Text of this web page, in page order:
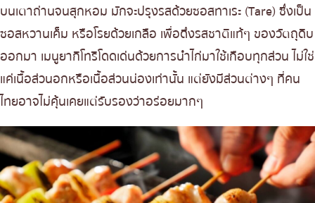
บนเตาถ่านจนสุกหอม มักจะปรุงรสด้วยซอสทาเระ (Tare) ซึ่งเป็น
ซอสหวานเค็ม หรือโรยด้วยเกลือ เพื่อดึงรสชาติแท้ๆ ของวัตถุดิบ
ออกมา เมนูยากิโทริโดดเด่นด้วยการนำไก่มาใช้เกือบทุกส่วน ไม่ใช่
แค่เนื้อส่วนอกหรือเนื้อส่วนน่องเท่านั้น แต่ยังมีส่วนต่างๆ ที่คน
ไทยอาจไม่คุ้นเคยแต่รับรองว่าอร่อยมากๆ